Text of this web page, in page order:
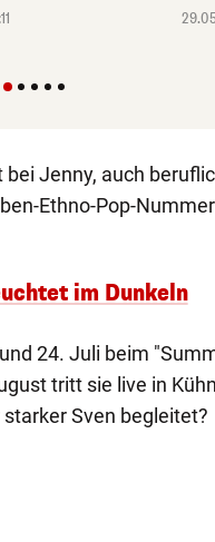
Jenny, auch
Ethno-Pop-
im Dunkeln
24. Juli beim
tritt sie live in
Sven begleitet?